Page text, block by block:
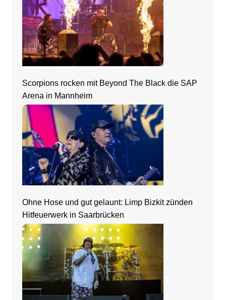
Scorpions rocken mit Beyond The Black die SAP
Arena in Mannheim
Ohne Hose und gut gelaunt: Limp Bizkit zünden
Hitfeuerwerk in Saarbrücken